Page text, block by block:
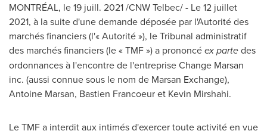
MONTRÉAL, le 19 juill. 2021 /CNW Telbec/ - Le 12 juillet
2021, à la suite d'une demande déposée par l'Autorité des
marchés financiers (l'« Autorité »), le Tribunal administratif
des marchés financiers (le « TMF ») a prononcéex partedes
ordonnances à l'encontre de l'entreprise Change Marsan
inc. (aussi connue sous le nom de Marsan Exchange),
Antoine Marsan, Bastien Francoeuret Kevin Mirshahi.
Le TMF a interdit aux intimés d'exercer toute activité en vue